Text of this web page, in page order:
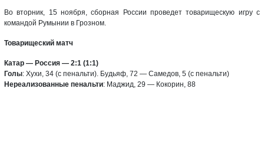
Во вторник, 15 ноября, сборная России проведет товарищескую игру с
командой Румынии в Грозном.
Товарищеский матч
Катар — Россия — 2:1 (1:1)
Голы: Хухи, 34 (с пенальти). Будьяф, 72 — Самедов, 5 (с пенальти)
Нереализованные пенальти: Маджид, 29 — Кокорин, 88